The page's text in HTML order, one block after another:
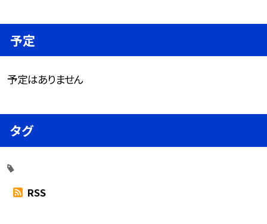
予定
予定はありません
タグ
RSS